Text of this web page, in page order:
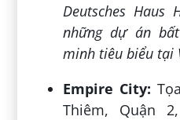
Deutsches
những dự án
minh tiêu biểu tại
Empire City:
Thiêm, Quận